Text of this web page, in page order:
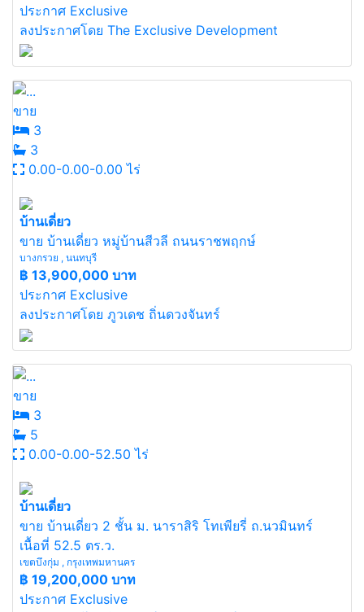
ประกาศ Exclusive
ลงประกาศโดย The Exclusive Development
ขาย
3
3
0.00-0.00-0.00 ไร่
บ้านเดี่ยว
ขาย บ้านเดี่ยว หมู่บ้านสีวลี ถนนราชพฤกษ์
บางกรวย , นนทบุรี
฿ 13,900,000 บาท
ประกาศ Exclusive
ลงประกาศโดย ภูวเดช ถิ่นดวงจันทร์
ขาย
3
5
0.00-0.00-52.50 ไร่
บ้านเดี่ยว
ขาย บ้านเดี่ยว 2 ชั้น ม. นาราสิริ โทเพียรี่ ถ.นวมินทร์
เนื้อที่ 52.5 ตร.ว.
เขตบึงกุ่ม , กรุงเทพมหานคร
฿ 19,200,000 บาท
ประกาศ Exclusive